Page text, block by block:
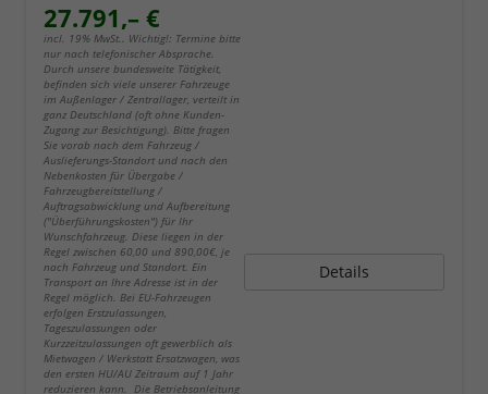
27.791,– €
incl. 19% MwSt.. Wichtig!: Termine bitte
nur nach telefonischer Absprache.
Durch unsere bundesweite Tätigkeit,
befinden sich viele unserer Fahrzeuge
im Außenlager / Zentrallager, verteilt in
ganz Deutschland (oft ohne Kunden-
Zugang zur Besichtigung). Bitte fragen
Sie vorab nach dem Fahrzeug /
Auslieferungs-Standort und nach den
Nebenkosten für Übergabe /
Fahrzeugbereitstellung /
Auftragsabwicklung und Aufbereitung
("Überführungskosten") für Ihr
Wunschfahrzeug. Diese liegen in der
Regel zwischen 60,00 und 890,00€, je
nach Fahrzeug und Standort. Ein
Transport an Ihre Adresse ist in der
Regel möglich. Bei EU-Fahrzeugen
erfolgen Erstzulassungen,
Tageszulassungen oder
Kurzzeitzulassungen oft gewerblich als
Mietwagen / Werkstatt Ersatzwagen, was
den ersten HU/AU Zeitraum auf 1 Jahr
reduzieren kann. Die Betriebsanleitung
Details